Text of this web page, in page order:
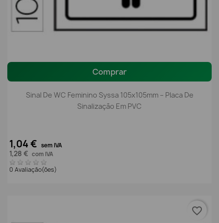
Comprar
Sinal De WC Feminino Syssa 105x105mm – Placa De
Sinalização Em PVC
1,04 € sem IVA
1,28 € com IVA
0 Avaliação(ões)
favorite_border